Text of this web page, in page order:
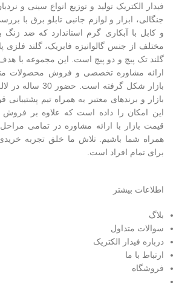
فیدار الکتریک توليد و توزیع انواع سینی و
جنگالی، ابزار و لوازم جانبی تابلو برق با
و کابل با آبکاری گرم استاندارد که ضد
مختلف از جنس گالوانیزه فابریک، گلند فلزی
گلند تک پيچ و دو پيچ است. این مجموعه با
ارائه مشاوره تخصصی و فروش محصولات
بازار شکل گرفته است.
بازار و برندهای معتبر به همراه تیم
این امکان را داده است که علاوه بر فروش
قیمت بازار با ارائه مشاوره در تمامی
همراه شما باشیم. تلاش ما خلق تجربه
برای تمام افراد است.
اطلاعات بیشتر
بلاگ
سوالات متداول
درباره فیدار الکتریک
ارتباط با ما
فروشگاه